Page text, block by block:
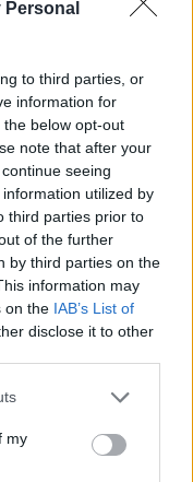
Personal
to third parties, or
information for
below opt-out
note that after your
seeing
utilized by
third parties prior to
of the further
by third parties on the
information may
on the IAB’s List of
disclose it to other
my
Center» των
Ντάρελ Άρθουρ
αλλά
μέσω του
προστέθηκε
εκπρόσωποι του
τον Ουέσλι
τα υπόλοιπα
τουΤέρι